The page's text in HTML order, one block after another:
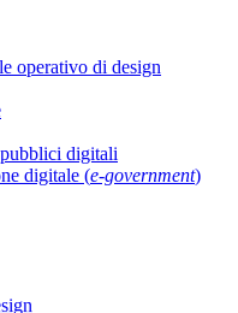
operativo di design
digitali
digitale (e-government)